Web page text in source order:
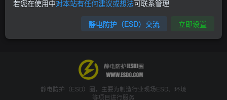
静电防护（ESD）圈，主要为制造行业现场ESD、环境
等项目进行服务
若您在使用中对本站有任何建议或想法可联系管理
静电防护（ESD）交流 立即设置